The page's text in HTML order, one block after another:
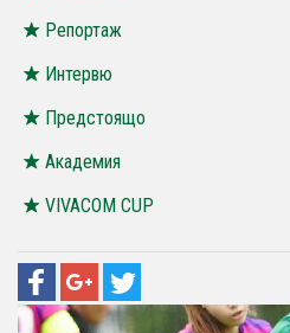
Репортаж
Интервю
Предстоящо
Академия
VIVACOM CUP